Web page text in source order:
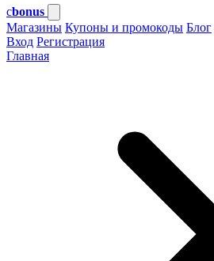
cbonus
Магазины Купоны и промокоды Блог
Вход Регистрация
Главная